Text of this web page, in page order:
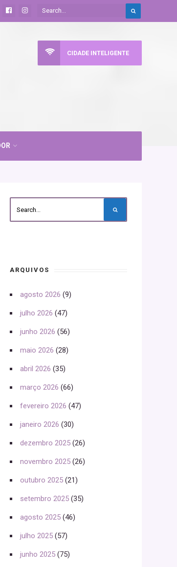
CIDADE INTELIGENTE
ARQUIVOS
agosto 2026 (9)
julho 2026 (47)
junho 2026 (56)
maio 2026 (28)
abril 2026 (35)
março 2026 (66)
fevereiro 2026 (47)
janeiro 2026 (30)
dezembro 2025 (26)
novembro 2025 (26)
outubro 2025 (21)
setembro 2025 (35)
agosto 2025 (46)
julho 2025 (57)
junho 2025 (75)